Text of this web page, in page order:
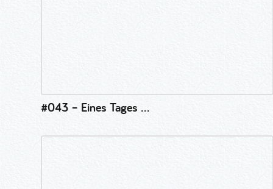
#043 – Eines Tages …